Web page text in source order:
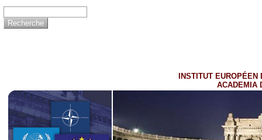
INSTITUT EUROPÉEN
ACADEMIA